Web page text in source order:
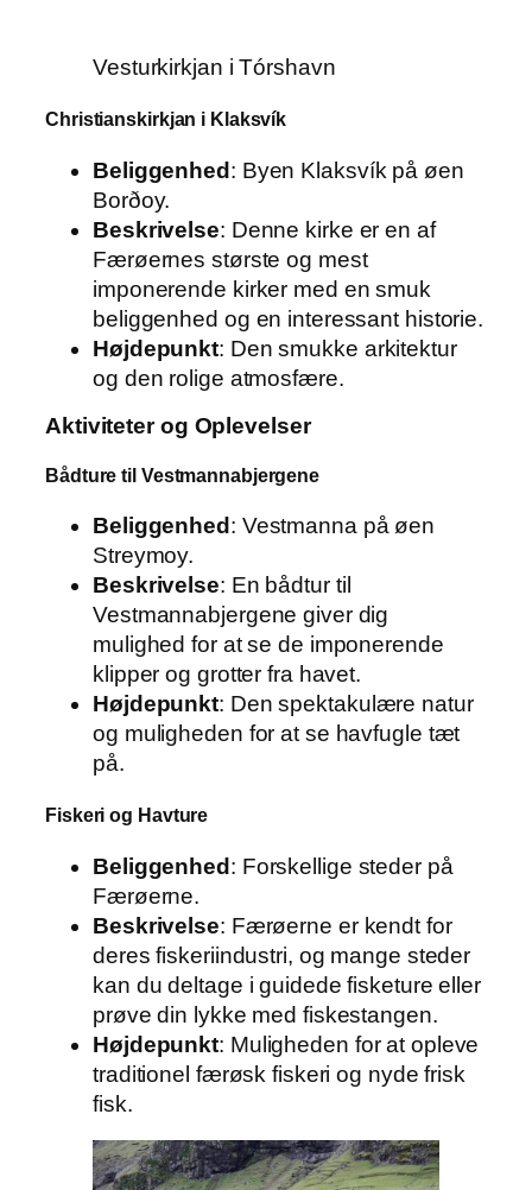
Vesturkirkjan i Tórshavn
Christianskirkjan i Klaksvík
Beliggenhed: Byen Klaksvík på øen
Borðoy.
Beskrivelse: Denne kirke er en af
Færøernes største og mest
imponerende kirker med en smuk
beliggenhed og en interessant historie.
Højdepunkt: Den smukke arkitektur
og den rolige atmosfære.
Aktiviteter og Oplevelser
Bådture til Vestmannabjergene
Beliggenhed : Vestmanna på øen
Streymoy.
Beskrivelse: En bådtur til
Vestmannabjergene giver dig
mulighed for at se de imponerende
klipper og grotter fra havet.
Højdepunkt: Den spektakulære natur
og muligheden for at se havfugle tæt
på.
Fiskeri og Havture
Beliggenhed: Forskellige steder på
Færøerne.
Beskrivelse: Færøerne er kendt for
deres fiskeriindustri, og mange steder
kan du deltage i guidede fisketure eller
prøve din lykke med fiskestangen.
Højdepunkt: Muligheden for at opleve
traditionel færøsk fiskeri og nyde frisk
fisk.